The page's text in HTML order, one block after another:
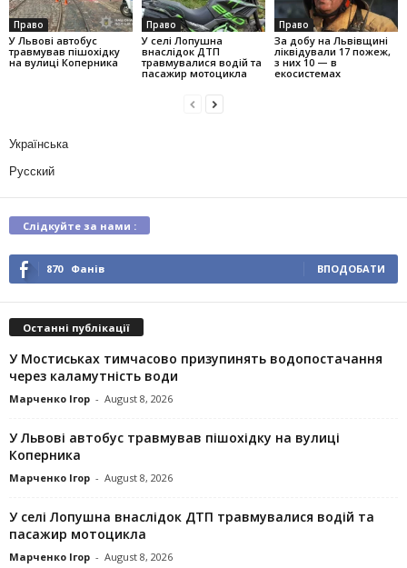
Право
У Львові автобус
травмував пішохідку
на вулиці Коперника
Право
У селі Лопушна
внаслідок ДТП
травмувалися водій та
пасажир мотоцикла
Право
За добу на Львівщині
ліквідували 17 пожеж,
з них 10 — в
екосистемах
Українська
Русский
Слідкуйте за нами :
870 Фанів ВПОДОБАТИ
Останні публікації
У Мостиськах тимчасово призупинять водопостачання
через каламутність води
Марченко Ігор - August 8, 2026
У Львові автобус травмував пішохідку на вулиці
Коперника
Марченко Ігор - August 8, 2026
У селі Лопушна внаслідок ДТП травмувалися водій та
пасажир мотоцикла
Марченко Ігор - August 8, 2026